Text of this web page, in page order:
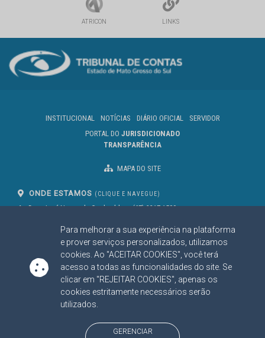
Para melhorar a sua experiência na plataforma
e prover serviços personalizados, utilizamos
cookies. Ao "ACEITAR COOKIES", você terá
acesso a todas as funcionalidades do site. Se
clicar em "REJEITAR COOKIES", apenas os
cookies estritamente necessários serão
utilizados.
GERENCIAR
ATRICON LINKS
INSTITUCIONAL NOTÍCIAS DIÁRIO OFICIAL
SERVIDOR
PORTAL DO JURISDICIONADO
TRANSPARÊNCIA
MAPA DO SITE
ONDE ESTAMOS (CLIQUE E NAVEGUE)
Av. Des. José Nunes da Cunha, bloco
Campo Grande/MS
CEP: 79031-310
(67) 3317-1500
SIGA NOSSAS REDES SOCIAIS
Linked InYoutube
Facebook
X
BAIXE NOSSO APLICATIVO